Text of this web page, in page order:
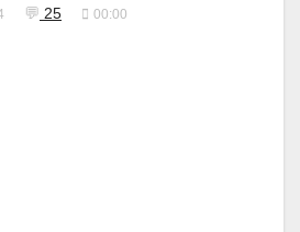
💬 25 00:00